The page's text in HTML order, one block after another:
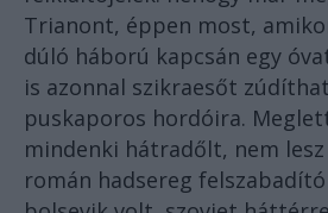
Trianont, éppen most,
dúló háború kapcsán egy
is azonnal szikraesőt
puskaporos hordóira.
mindenki hátradőlt, nem
román hadsereg